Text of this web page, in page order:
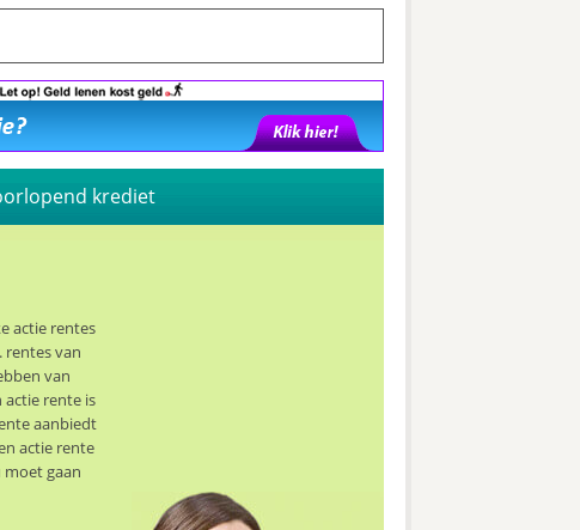
krediet
actie rentes
rentes van
van
actie rente is
aanbiedt
actie rente
moet gaan